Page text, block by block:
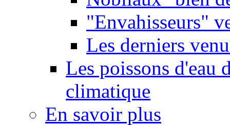
"Envahisseurs"
Les derniers
Les poissons d'eau
climatique
En savoir plus